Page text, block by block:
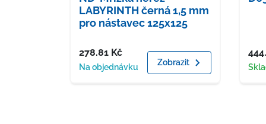
LABYRINTH černá 1,5 mm
pro nástavec 125x125
Cena
278.81 Kč
Dostupnost
Na objednávku Zobrazit